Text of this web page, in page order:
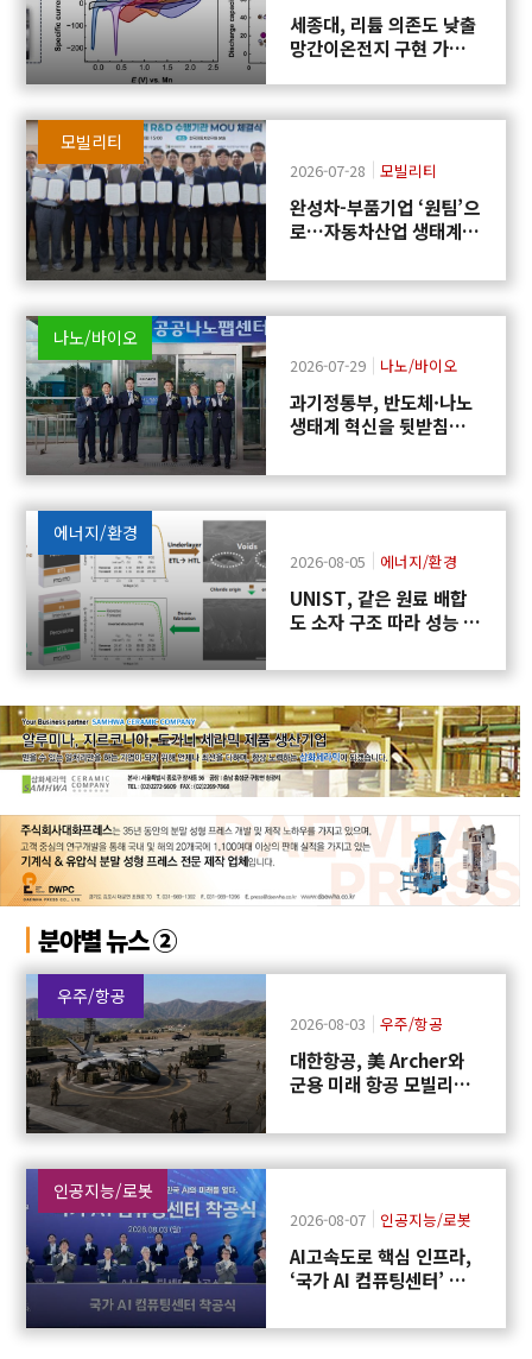
세종대, 리튬 의존도 낮출
망간이온전지 구현 가능
모빌리티
2026-07-28 모빌리티
완성차-부품기업 ‘원팀’으
로…자동차산업 생태계
나노/바이오
2026-07-29 나노/바이오
과기정통부, 반도체·나노
생태계 혁신을 뒷받침하
출범
에너지/환경
2026-08-05 에너지/환경
UNIST, 같은 원료 배합
도 소자 구조 따라 성능 달
분야별 뉴스 ②
우주/항공
2026-08-03 우주/항공
대한항공, 美 Archer와
군용 미래 항공 모빌리티
인공지능/로봇
2026-08-07 인공지능/로봇
AI고속도로 핵심 인프라,
‘국가 AI 컴퓨팅센터’ 구